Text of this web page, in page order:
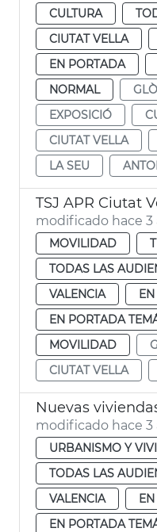
CULTURA
CIUTAT VELLA
EN PORTADA
NORMAL
EXPOSICIÓ
CIUTAT VELLA
LA SEU
TSJ APR Ciutat
modificado hace 3
MOVILIDAD
TODAS LAS
VALENCIA
EN PORTADA
MOVILIDAD
CIUTAT VELLA
Nuevas
modificado hace 3
URBANISMO Y
TODAS LAS
VALENCIA
EN PORTADA